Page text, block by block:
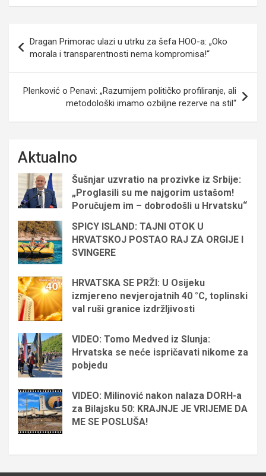
objava
Dragan Primorac ulazi u utrku za šefa HOO-a: „Oko
morala i transparentnosti nema kompromisa!“
Plenković o Penavi: „Razumijem političko profiliranje, ali
metodološki imamo ozbiljne rezerve na stil“
Aktualno
Šušnjar uzvratio na prozivke iz Srbije:
„Proglasili su me najgorim ustašom!
Poručujem im – dobrodošli u Hrvatsku“
SPICY ISLAND: TAJNI OTOK U
HRVATSKOJ POSTAO RAJ ZA ORGIJE I
SVINGERE
HRVATSKA SE PRŽI: U Osijeku
izmjereno nevjerojatnih 40 °C, toplinski
val ruši granice izdržljivosti
VIDEO: Tomo Medved iz Slunja:
Hrvatska se neće ispričavati nikome za
pobjedu
VIDEO: Milinović nakon nalaza DORH-a
za Bilajsku 50: KRAJNJE JE VRIJEME DA
ME SE POSLUŠA!